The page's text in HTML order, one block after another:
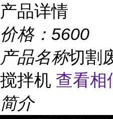
产品详情
价格： 5600
产品名称切割
搅拌机 查看
简介